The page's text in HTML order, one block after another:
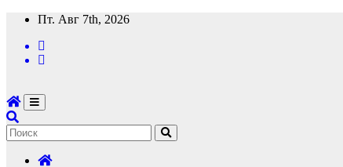
Перейти
содержимому
Пт. Авг 7th, 2026